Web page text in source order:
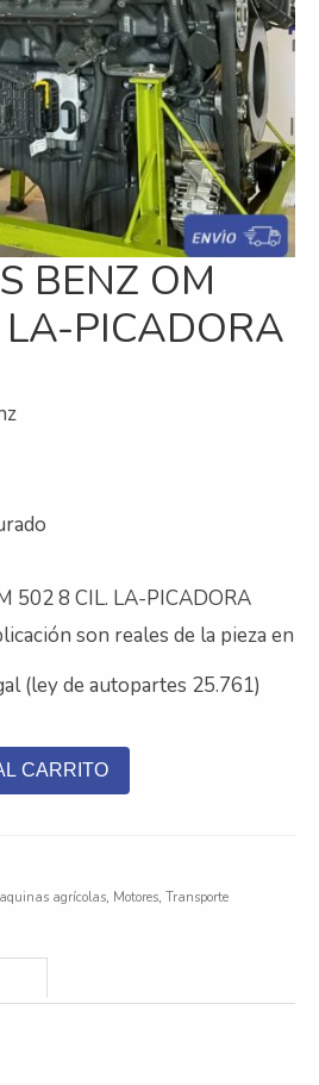
BENZ OM
PICADORA
502 8 CIL. LA-PICADORA
son reales de la pieza en
(ley de autopartes 25.761)
CARRITO
agrícolas, Motores, Transporte